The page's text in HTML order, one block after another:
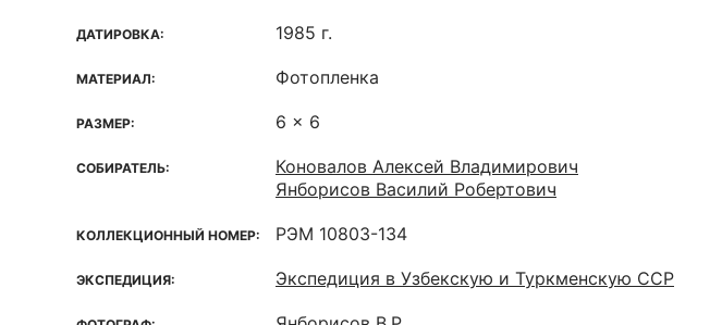
ДАТИРОВКА: 1985 г.
МАТЕРИАЛ: Фотопленка
РАЗМЕР: 6 x 6
СОБИРАТЕЛЬ:
Коновалов Алексей Владимирович
Янборисов Василий Робертович
КОЛЛЕКЦИОННЫЙ НОМЕР: РЭМ 10803-134
ЭКСПЕДИЦИЯ: Экспедиция в Узбекскую и Туркменскую ССР